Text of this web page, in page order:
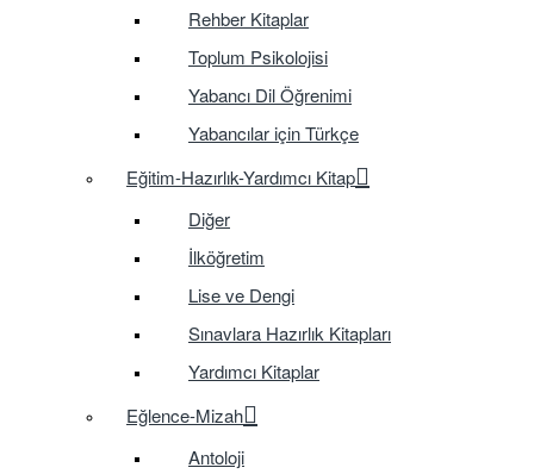
Rehber Kitaplar
Toplum Psikolojisi
Yabancı Dil Öğrenimi
Yabancılar için Türkçe
Eğitim-Hazırlık-Yardımcı Kitap
Diğer
İlköğretim
Lise ve Dengi
Sınavlara Hazırlık Kitapları
Yardımcı Kitaplar
Eğlence-Mizah
Antoloji